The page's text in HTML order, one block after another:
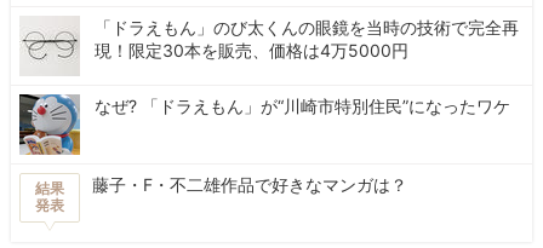
「ドラえもん」のび太くんの眼鏡を当時の技術で完全再
現！限定30本を販売、価格は4万5000円
なぜ? 「ドラえもん」が“川崎市特別住民”になったワケ
結果
発表
藤子・F・不二雄作品で好きなマンガは？